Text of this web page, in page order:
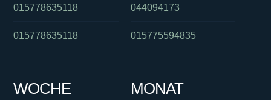
015778635118
015778635118
044094173
015775594835
WOCHE MONAT